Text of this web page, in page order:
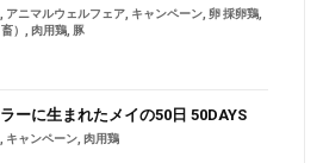
アニマルウェルフェア キャンペーン 卵 採卵鶏
）
肉用鶏 豚
ーに生まれたメイの50日 50DAYS
キャンペーン 肉用鶏